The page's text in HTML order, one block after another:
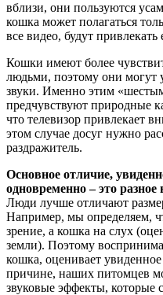
вблизи, они пользуются
кошка может полагаться
все видео, будут
Кошки имеют более
людьми, поэтому они могут
звуки. Именно этим
предчувствуют природные
что телевизор привлекает
этом случае досуг нужно
раздражитель.
Основное отличие,
одновременно – это
Люди лучше отличают
Например, мы определяем,
зрение, а кошка на слух
земли). Поэтому
кошка, оценивает
причине, наших питомцев
звуковые эффекты, которые